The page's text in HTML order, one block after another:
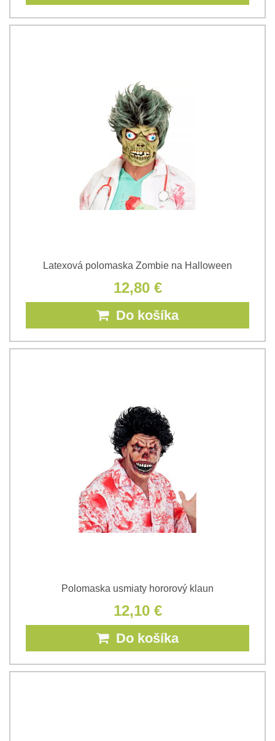
Latexová polomaska Zombie na Halloween
12,80 €
Do košíka
Polomaska usmiaty hororový klaun
12,10 €
Do košíka